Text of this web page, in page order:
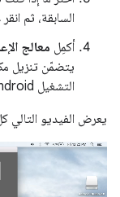
السابقة، ثم
أكمِل معالج
التشغيل Android المطلوبة للتطوير.
يعرض الفيديو التالي